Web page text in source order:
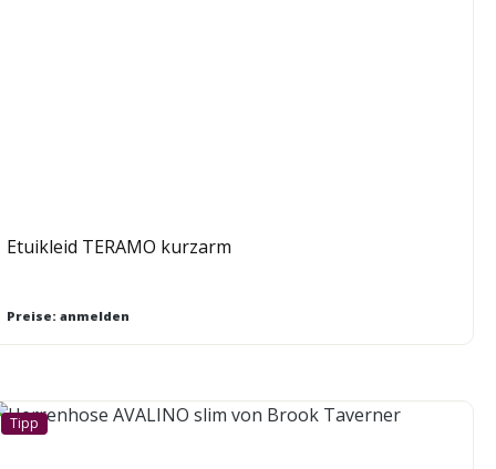
Etuikleid TERAMO kurzarm
Preise: anmelden
Tipp